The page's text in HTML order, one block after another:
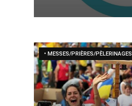
• MESSES/PRIÈRES/PÈLERINAGES